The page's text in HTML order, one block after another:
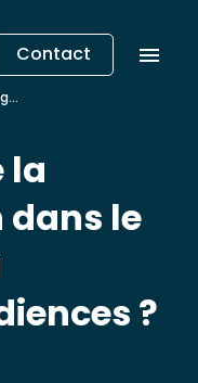
Contact
?
la
le
?